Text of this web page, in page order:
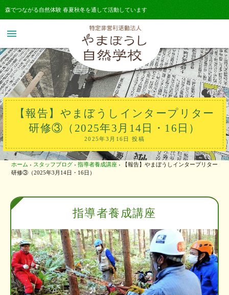
森でつながる自然体験 春夏秋冬を通して活動しています
menu
【報告】やまぼうしインタープリター
研修③（2025年3月14日・16日）
2025年3月16日 投稿
ホーム › スタッフブログ › 指導者養成講座 › 【報告】やまぼうしインタープリター
研修③（2025年3月14日・16日）
指導者養成講座